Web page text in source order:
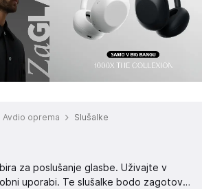
Avdio oprema Slušalke
za poslušanje glasbe. Uživajte v
uporabi. Te slušalke bodo zagotovo